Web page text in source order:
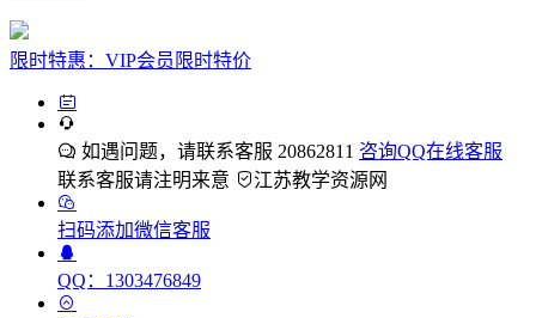
限时特惠：VIP会员限时特价
如遇问题，请联系客服 20862811 咨询QQ在线客服
联系客服请注明来意
江苏教学资源网
扫码添加微信客服
QQ：1303476849